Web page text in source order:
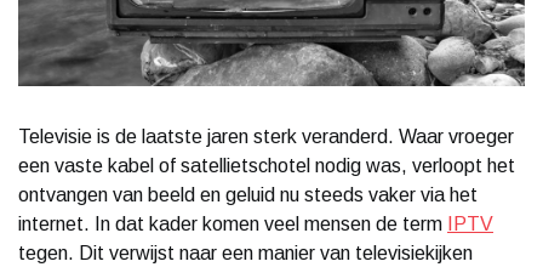
Televisie is de laatste jaren sterk veranderd. Waar vroeger
een vaste kabel of satellietschotel nodig was, verloopt het
ontvangen van beeld en geluid nu steeds vaker via het
internet. In dat kader komen veel mensen de term
IPTV
tegen. Dit verwijst naar een manier van televisiekijken